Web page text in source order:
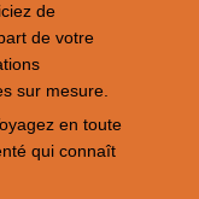
de
de votre
sur mesure.
en toute
qui connaît